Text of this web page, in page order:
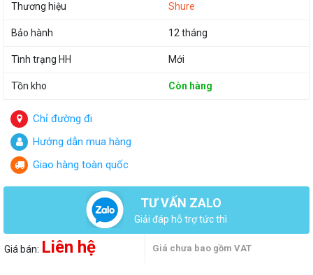
Thương hiệu Shure
Bảo hành 12 tháng
Tình trạng HH Mới
Tồn kho Còn hàng
Chỉ đường đi
Hướng dẫn mua hàng
Giao hàng toàn quốc
TƯ VẤN ZALO
Giải đáp hỗ trợ tức thì
Giá bán: Liên hệ Giá chưa bao gồm VAT